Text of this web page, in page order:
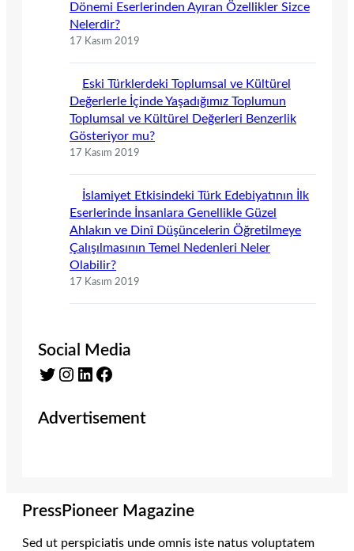
Dönemi Eserlerinden Ayıran Özellikler Sizce
Nelerdir?
17 Kasım 2019
Eski Türklerdeki Toplumsal ve Kültürel
Değerlerle İçinde Yaşadığımız Toplumun
Toplumsal ve Kültürel Değerleri Benzerlik
Gösteriyor mu?
17 Kasım 2019
İslamiyet Etkisindeki Türk Edebiyatının İlk
Eserlerinde İnsanlara Genellikle Güzel
Ahlakın ve Dinî Düşüncelerin Öğretilmeye
Çalışılmasının Temel Nedenleri Neler
Olabilir?
17 Kasım 2019
Social Media
Twitter Instagram LinkedIn Facebook
Advertisement
PressPioneer Magazine
Sed ut perspiciatis unde omnis iste natus voluptatem